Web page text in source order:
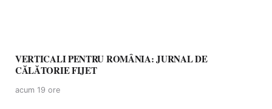
VERTICALI PENTRU ROMÂNIA: JURNAL DE
CĂLĂTORIE FIJET
acum 19 ore